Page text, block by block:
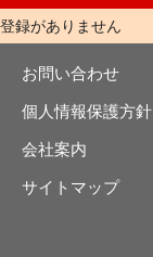
登録がありません
お問い合わせ
個人情報保護方針
会社案内
サイトマップ